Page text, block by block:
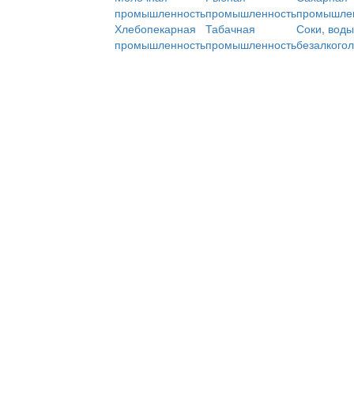
промышленностьпромышленность
Хлебопекарная
промышленность
Табачная
промышленность
Соки,